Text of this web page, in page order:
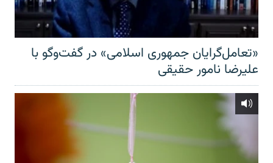
«تعامل‌گرایان جمهوری اسلامی» در گفت‌وگو با
علیرضا نامور حقیقی